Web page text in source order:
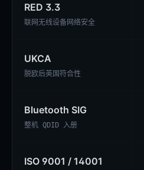
RED 3.3
联网无线设备网络安全
UKCA
脱欧后英国符合性
Bluetooth SIG
整机 QDID 入册
ISO 9001 / 14001